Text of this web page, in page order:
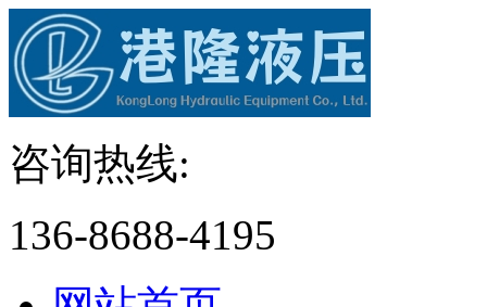
咨询热线:
136-8688-4195